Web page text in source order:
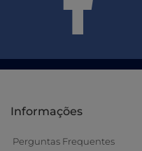
Informações
Perguntas Frequentes